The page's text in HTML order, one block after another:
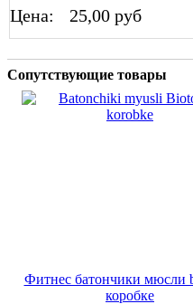
Цена: 25,00 руб
Сопутствующие товары
Фитнес батончики мюсли
коробке